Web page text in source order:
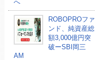
へ
ROBOPROファ
ンド、純資産総
額3,000億円突
破ーSBI岡三
AM